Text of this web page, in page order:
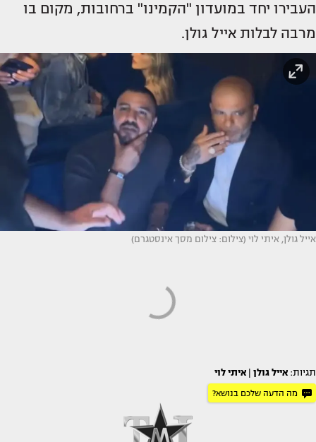
העבירו יחד במועדון "הקמינו" ברחובות, מקום בו
מרבה לבלות אייל גולן.
אייל גולן, איתי לוי (צילום: צילום מסך אינסטגרם)
תגיות: אייל גולן איתי לוי
מה הדעה שלכם בנושא?